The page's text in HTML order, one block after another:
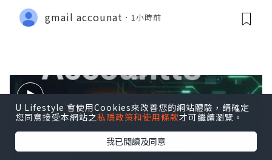
gmail accounat 1小時前
U Lifestyle 會使用Cookies來改善您的網站體驗，請確定
您同意接受本網站之私隱政策和使用條款才可繼續瀏覽。
我已閱讀及同意